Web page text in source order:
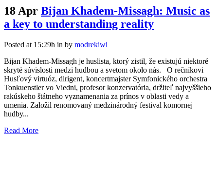
18 Apr Bijan Khadem-Missagh: Music as
a key to understanding reality
Posted at 15:29h in by modrekiwi
Bijan Khadem-Missagh je huslista, ktorý zistil, že existujú niektoré
skryté súvislosti medzi hudbou a svetom okolo nás. O rečníkovi
Husľový virtuóz, dirigent, koncertmajster Symfonického orchestra
Tonkuenstler vo Viedni, profesor konzervatória, držiteľ najvyššieho
rakúskeho štátneho vyznamenania za prínos v oblasti vedy a
umenia. Založil renomovaný medzinárodný festival komornej
hudby...
Read More